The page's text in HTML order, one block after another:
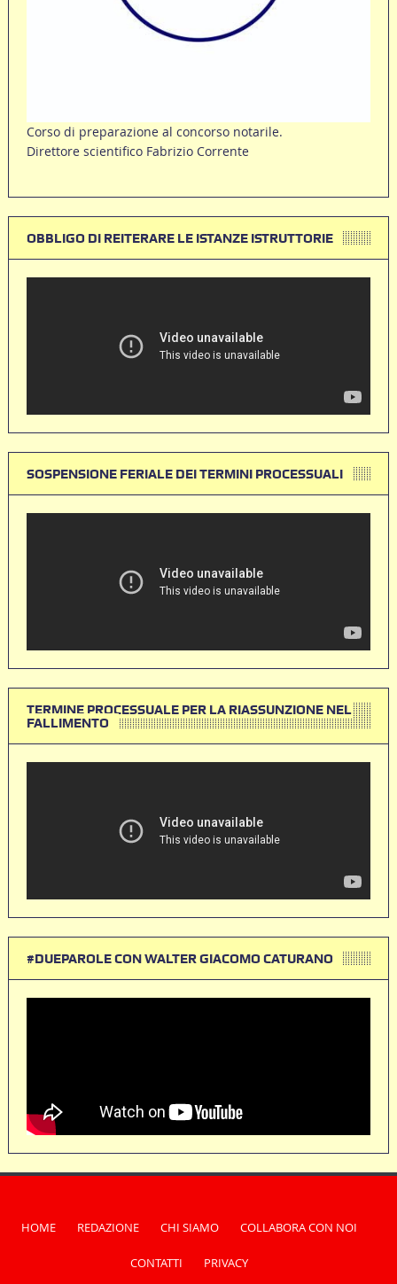
Corso di preparazione al concorso notarile.
Direttore scientifico Fabrizio Corrente
OBBLIGO DI REITERARE LE ISTANZE ISTRUTTORIE
SOSPENSIONE FERIALE DEI TERMINI PROCESSUALI
TERMINE PROCESSUALE PER LA RIASSUNZIONE NEL
FALLIMENTO
#DUEPAROLE CON WALTER GIACOMO CATURANO
HOME REDAZIONE CHI SIAMO COLLABORA CON NOI
CONTATTI PRIVACY